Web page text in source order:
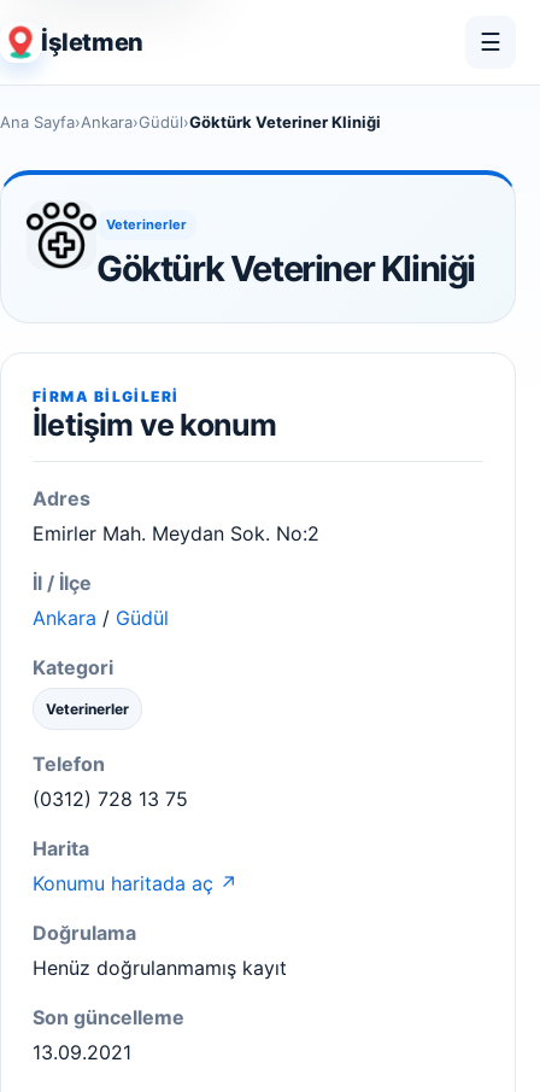
İşletmen ☰
Ana Sayfa›Ankara›Güdül›Göktürk Veteriner Kliniği
Veterinerler
Göktürk Veteriner Kliniği
FIRMA BILGILERI
İletişim ve konum
Adres
Emirler Mah. Meydan Sok. No:2
İl / İlçe
Ankara / Güdül
Kategori
Veterinerler
Telefon
(0312) 728 13 75
Harita
Konumu haritada aç ↗
Doğrulama
Henüz doğrulanmamış kayıt
Son güncelleme
13.09.2021